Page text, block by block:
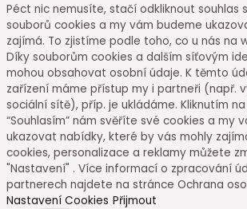
Péct nic nemusíte, stačí odkliknout souhlas
souborů cookies a my vám budeme
zajímá. To zjistíme podle toho, co u nás na
Díky souborům cookies a dalším síťovým
mohou obsahovat osobní údaje. K těmto
zařízení máme přístup my i partneři (např.
sociální sítě), příp. je ukládáme. Kliknutím
“Souhlasím” nám svěříte své cookies a my
ukazovat nabídky, které by vás mohly
cookies, personalizace a reklamy můžete
"Nastavení" . Více informací o zpracování
partnerech najdete na stránce Ochrana
Nastavení Cookies Přijmout